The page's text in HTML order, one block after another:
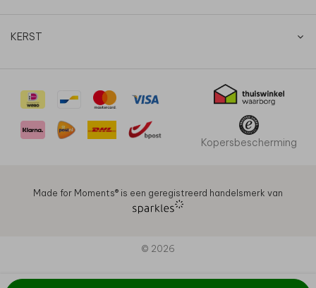
KERST
Kopersbescherming
Made for Moments®️ is een geregistreerd handelsmerk van
© 2026